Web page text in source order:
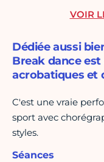
Dédiée aussi
Break dance
acrobatiques et
C'est une vraie
sport avec
styles.
Séances
VOIR